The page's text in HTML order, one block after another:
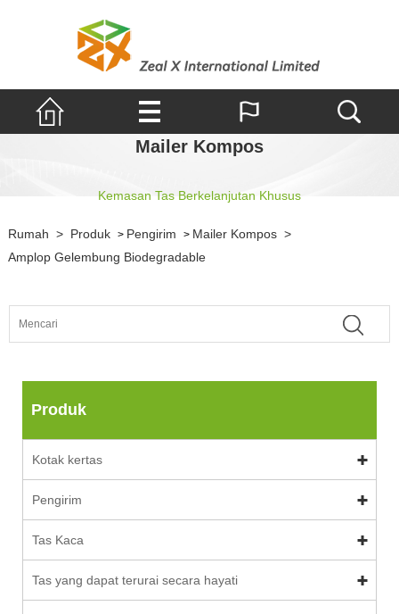
Mailer Kompos
Kemasan Tas Berkelanjutan Khusus
Rumah > Produk > Pengirim > Mailer Kompos >
Amplop Gelembung Biodegradable
Produk
Kotak kertas
Pengirim
Tas Kaca
Tas yang dapat terurai secara hayati